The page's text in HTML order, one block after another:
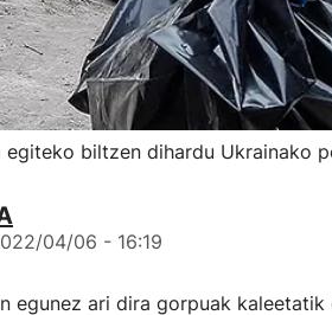
biltzen dihardu Ukrainako
04/06 - 16:19
egunez ari dira gorpuak